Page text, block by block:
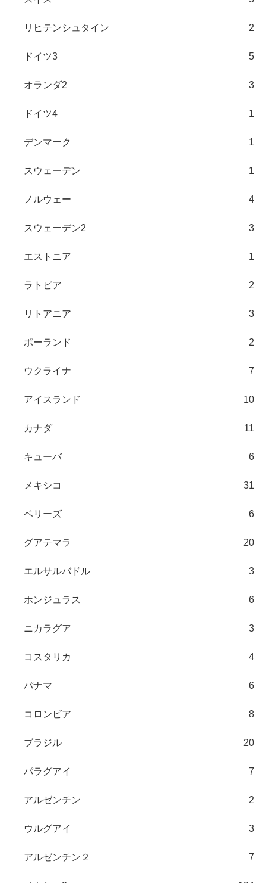
リヒテンシュタイン 2
ドイツ3 5
オランダ2 3
ドイツ4 1
デンマーク 1
スウェーデン 1
ノルウェー 4
スウェーデン2 3
エストニア 1
ラトビア 2
リトアニア 3
ポーランド 2
ウクライナ 7
アイスランド 10
カナダ 11
キューバ 6
メキシコ 31
ベリーズ 6
グアテマラ 20
エルサルバドル 3
ホンジュラス 6
ニカラグア 3
コスタリカ 4
パナマ 6
コロンビア 8
ブラジル 20
パラグアイ 7
アルゼンチン 2
ウルグアイ 3
アルゼンチン２ 7